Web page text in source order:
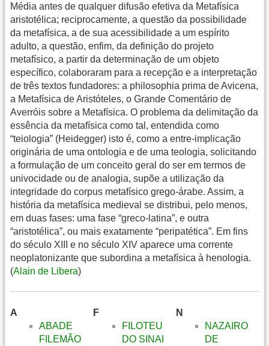
Média antes de qualquer difusão efetiva da Metafísica
aristotélica; reciprocamente, a questão da possibilidade
da metafísica, a de sua acessibilidade a um espírito
adulto, a questão, enfim, da definição do projeto
metafísico, a partir da determinação de um objeto
específico, colaboraram para a recepção e a interpretação
de três textos fundadores: a philosophia prima de Avicena,
a Metafísica de Aristóteles, o Grande Comentário de
Averróis sobre a Metafísica. O problema da delimitação da
essência da metafísica como tal, entendida como
“teiologia” (Heidegger) isto é, como a entre-implicação
originária de uma ontologia e de uma teologia, solicitando
a formulação de um conceito geral do ser em termos de
univocidade ou de analogia, supõe a utilização da
integridade do corpus metafísico grego-árabe. Assim, a
história da metafísica medieval se distribui, pelo menos,
em duas fases: uma fase “greco-latina”, e outra
“aristotélica”, ou mais exatamente “peripatética”. Em fins
do século XIII e no século XIV aparece uma corrente
neoplatonizante que subordina a metafísica à henologia.
(Alain de Libera)
A
ABADE
FILEMÃO
F
FILOTEU
DO SINAI
N
NAZAIRO
DE